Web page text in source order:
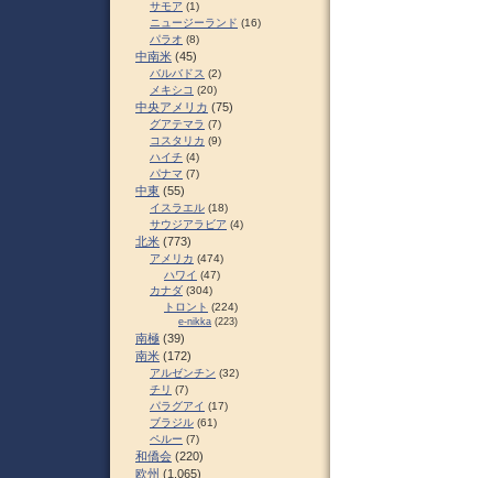
サモア (1)
ニュージーランド (16)
パラオ (8)
中南米 (45)
バルバドス (2)
メキシコ (20)
中央アメリカ (75)
グアテマラ (7)
コスタリカ (9)
ハイチ (4)
パナマ (7)
中東 (55)
イスラエル (18)
サウジアラビア (4)
北米 (773)
アメリカ (474)
ハワイ (47)
カナダ (304)
トロント (224)
e-nikka (223)
南極 (39)
南米 (172)
アルゼンチン (32)
チリ (7)
パラグアイ (17)
ブラジル (61)
ペルー (7)
和僑会 (220)
欧州 (1,065)